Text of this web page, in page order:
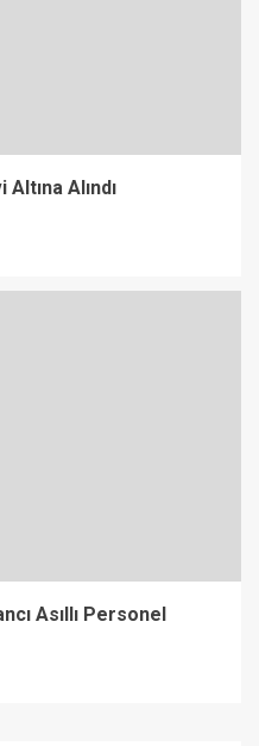
Alındı
Asıllı Personel